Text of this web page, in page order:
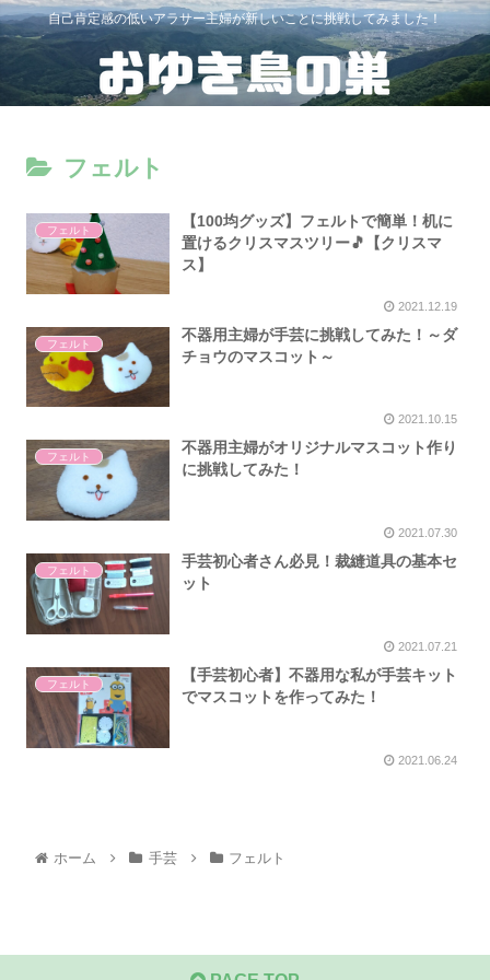
自己肯定感の低いアラサー主婦が新しいことに挑戦してみました！
フェルト
フェルト
【100均グッズ】フェルトで簡単！机に
置けるクリスマスツリー🎵【クリスマ
ス】
2021.12.19
フェルト
不器用主婦が手芸に挑戦してみた！～ダ
チョウのマスコット～
2021.10.15
フェルト
不器用主婦がオリジナルマスコット作り
に挑戦してみた！
2021.07.30
フェルト
手芸初心者さん必見！裁縫道具の基本セ
ット
2021.07.21
フェルト
【手芸初心者】不器用な私が手芸キット
でマスコットを作ってみた！
2021.06.24
ホーム 手芸 フェルト